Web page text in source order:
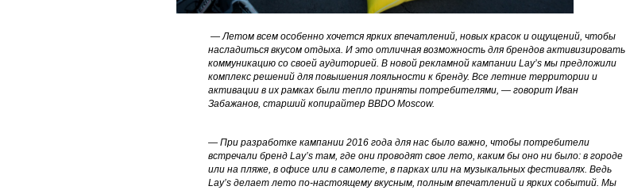
— Летом всем особенно хочется ярких впечатлений, новых красок и ощущений, чтобы
насладиться вкусом отдыха. И это отличная возможность для брендов активизировать
коммуникацию со своей аудиторией. В новой рекламной кампании Lay’s мы предложили
комплекс решений для повышения лояльности к бренду. Все летние территории и
активации в их рамках были тепло приняты потребителями, — говорит Иван
Забажанов, старший копирайтер BBDO Moscow.
— При разработке кампании 2016 года для нас было важно, чтобы потребители
встречали бренд Lay’s там, где они проводят свое лето, каким бы оно ни было: в городе
или на пляже, в офисе или в самолете, в парках или на музыкальных фестивалях. Ведь
Lay’s делает лето по-настоящему вкусным, полным впечатлений и ярких событий. Мы